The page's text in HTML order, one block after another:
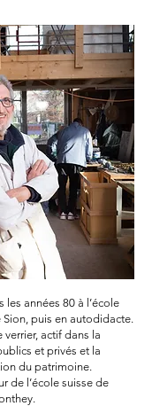
années 80 à l’école
puis en autodidacte.
actif dans la
et privés et la
du patrimoine.
de l’école suisse de